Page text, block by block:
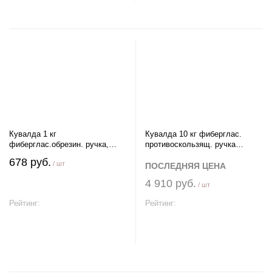
Кувалда 1 кг
фиберглас.обрезин. ручка,
678 руб. / шт
Рейтинг:
Кувалда 10 кг фиберглас.
противоскользящ. ручка
Профессионал
ПОСЛЕДНЯЯ ЦЕНА
4 910 руб. / шт
Рейтинг: